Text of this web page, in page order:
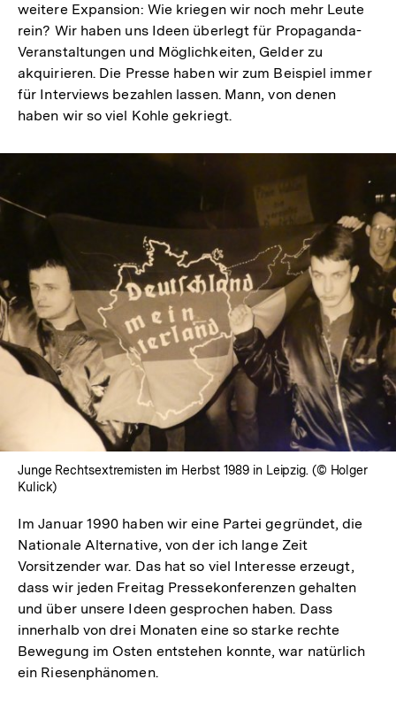
weitere Expansion: Wie kriegen wir noch mehr Leute
rein? Wir haben uns Ideen überlegt für Propaganda-
Veranstaltungen und Möglichkeiten, Gelder zu
akquirieren. Die Presse haben wir zum Beispiel immer
für Interviews bezahlen lassen. Mann, von denen
haben wir so viel Kohle gekriegt.
Junge Rechtsextremisten im Herbst 1989 in Leipzig. (© Holger
Kulick)
Im Januar 1990 haben wir eine Partei gegründet, die
Nationale Alternative, von der ich lange Zeit
Vorsitzender war. Das hat so viel Interesse erzeugt,
dass wir jeden Freitag Pressekonferenzen gehalten
und über unsere Ideen gesprochen haben. Dass
innerhalb von drei Monaten eine so starke rechte
Bewegung im Osten entstehen konnte, war natürlich
ein Riesenphänomen.